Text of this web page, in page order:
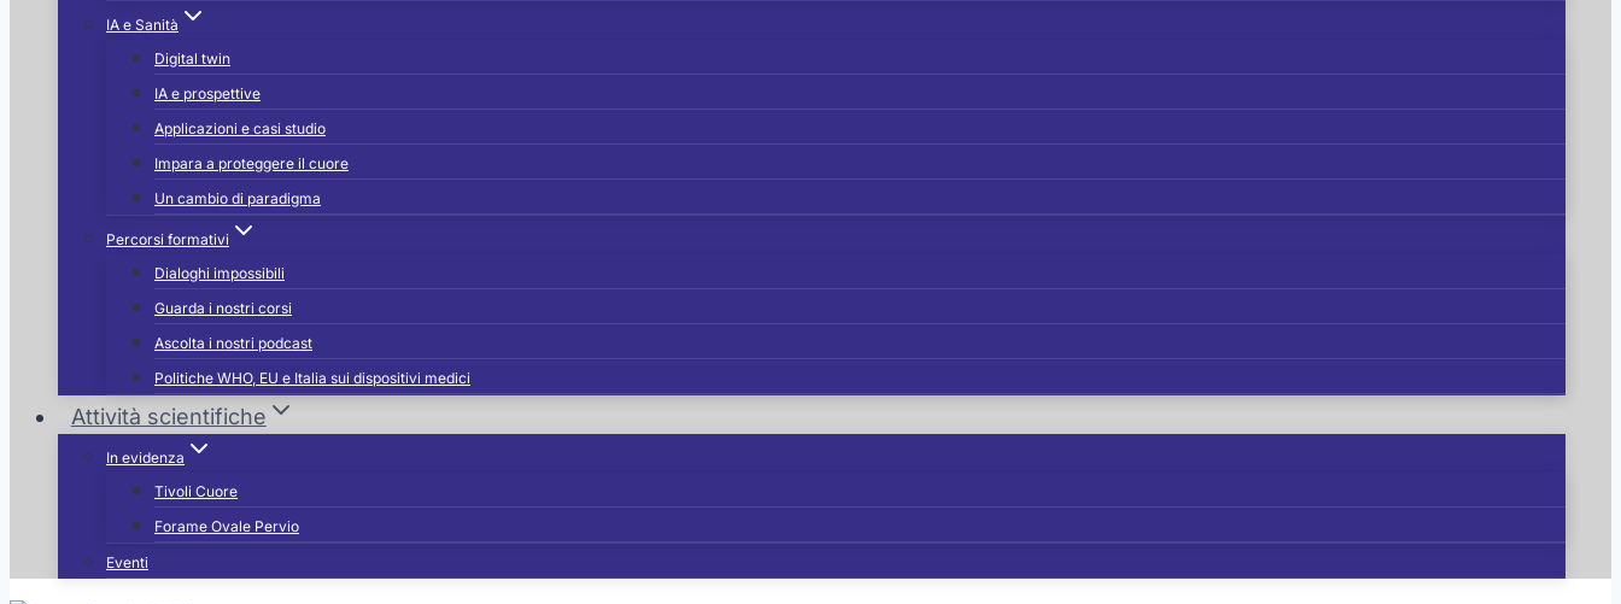
IA e Sanità
Digital twin
IA e prospettive
Applicazioni e casi studio
Impara a proteggere il cuore
Un cambio di paradigma
Percorsi formativi
Dialoghi impossibili
Guarda i nostri corsi
Ascolta i nostri podcast
Politiche WHO, EU e Italia sui dispositivi medici
Attività scientifiche
In evidenza
Tivoli Cuore
Forame Ovale Pervio
Eventi